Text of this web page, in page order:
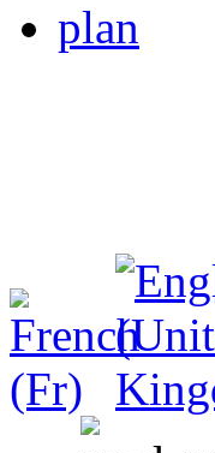
plan